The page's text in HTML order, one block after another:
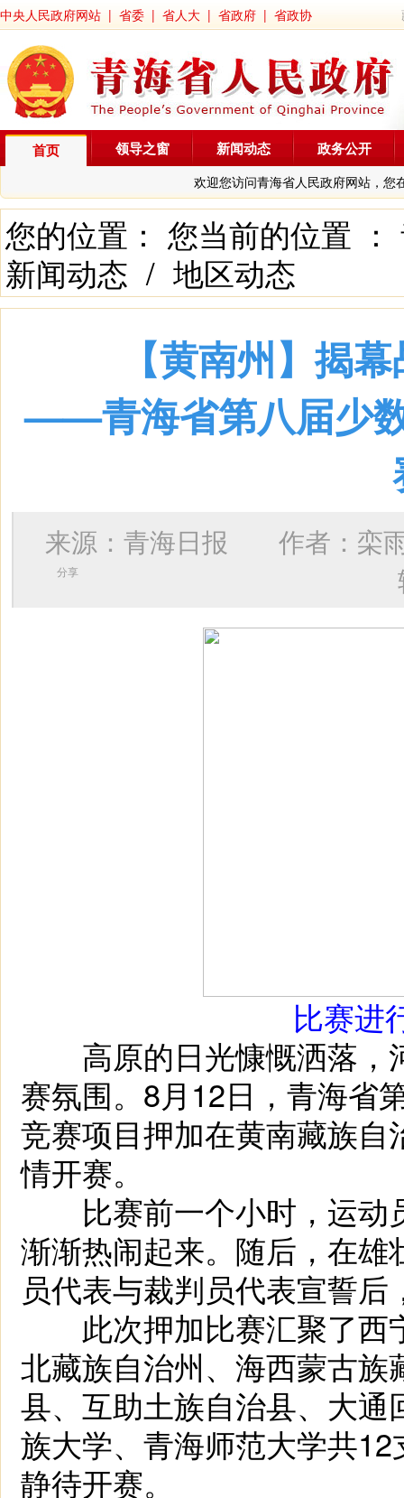
中央人民政府网站 | 省委 | 省人大 | 省政府 | 省政协
首页
欢迎您访问青海省人民政府网站，您
领导之窗 新闻动态 政务公开
您的位置： 您当前的位置 ：
新闻动态 / 地区动态
【黄南州】揭
——青海省第八届少
来源：青海日报 作者： 栾
分享
比赛进
高原的日光慷慨洒落，
赛氛围。8月12日，青海省
竞赛项目押加在黄南藏族
情开赛。
比赛前一个小时，运动
渐渐热闹起来。随后，在
员代表与裁判员代表宣誓
此次押加比赛汇聚了西
北藏族自治州、海西蒙古
县、互助土族自治县、大
族大学、青海师范大学共
静待开赛。